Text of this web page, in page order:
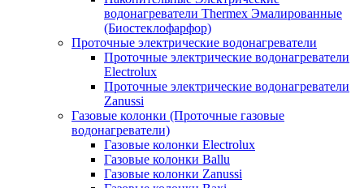
водонагреватели Thermex Эмалированные
(Биостеклофарфор)
Проточные электрические водонагреватели
Проточные электрические водонагреватели
Electrolux
Проточные электрические водонагреватели
Zanussi
Газовые колонки (Проточные газовые
водонагреватели)
Газовые колонки Electrolux
Газовые колонки Ballu
Газовые колонки Zanussi